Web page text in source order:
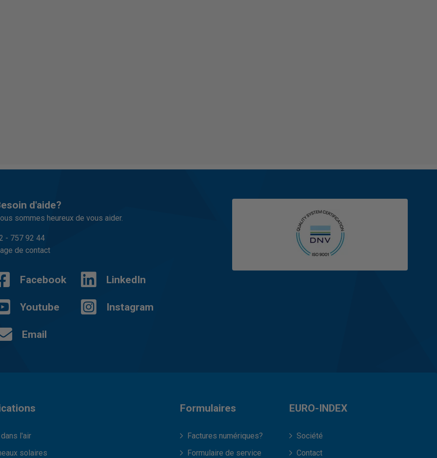
d'aide?
sommes heureux de vous aider.
- 757 92 44
de contact
Facebook LinkedIn
Youtube Instagram
Email
l'air
solaires
Formulaires
Factures numériques?
Formulaire de service
EURO-INDEX
Société
Contact